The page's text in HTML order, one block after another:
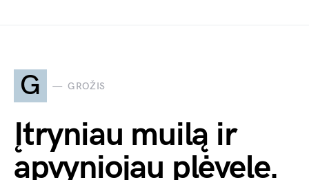
G GROŽIS
Įtryniau muilą ir
apvyniojau plėvele.